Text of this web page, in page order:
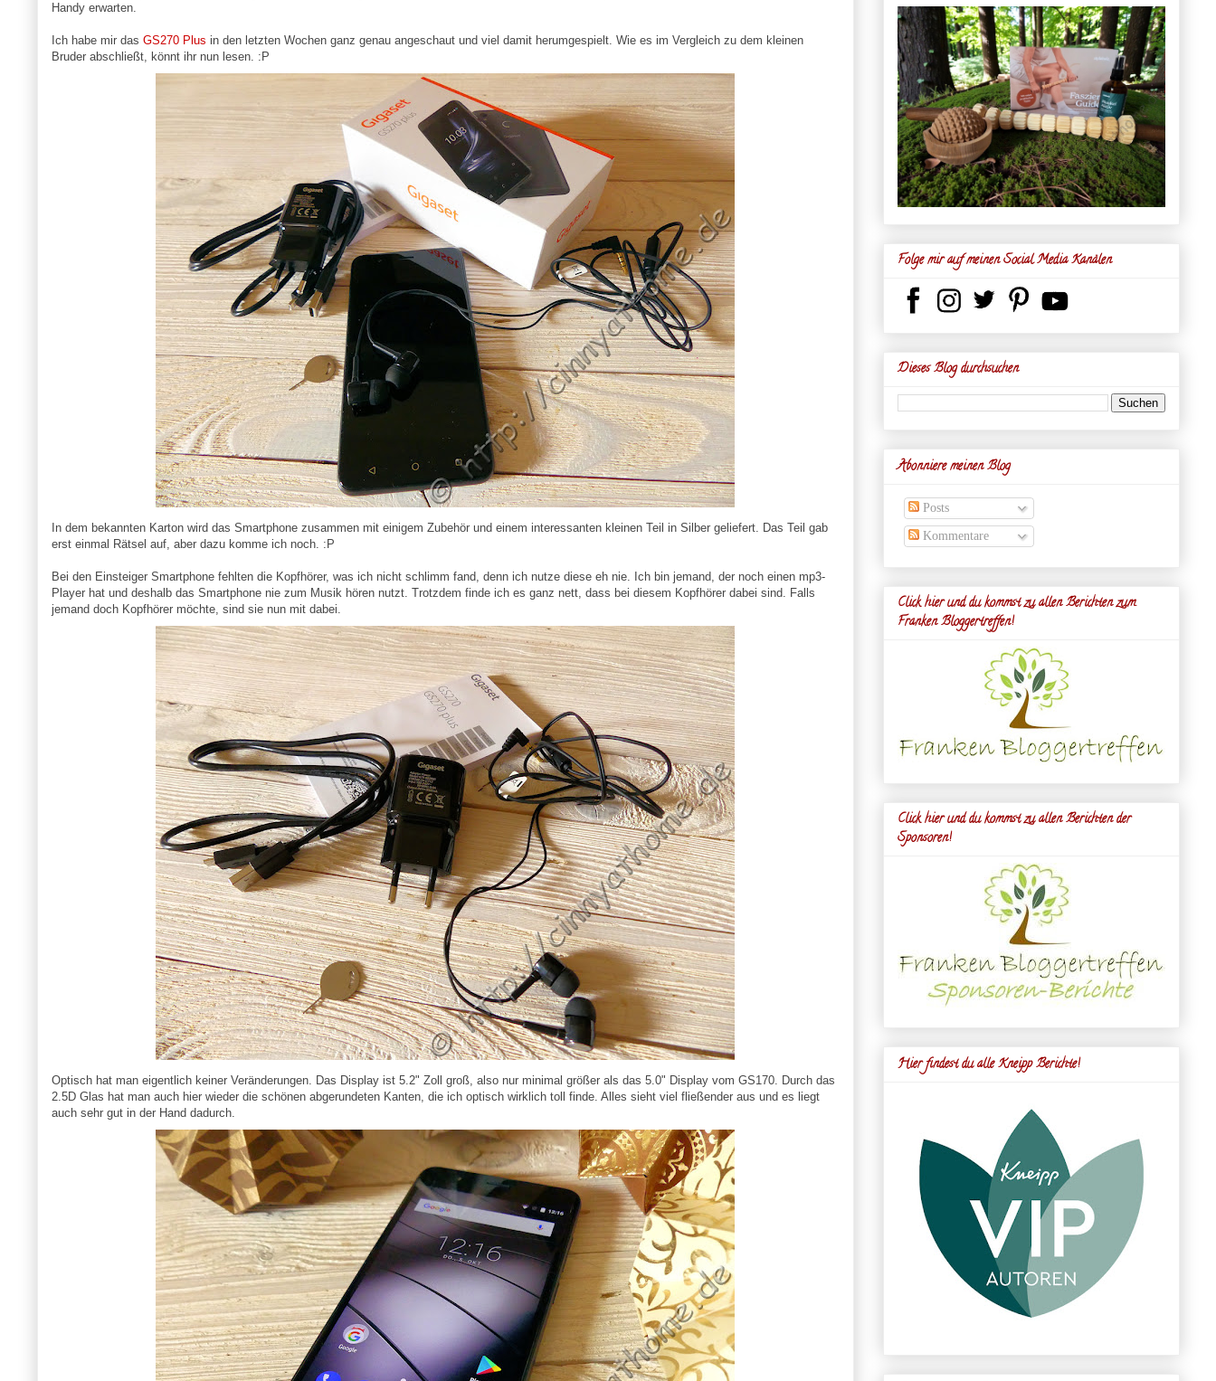
Handy erwarten.
Ich habe mir das GS270 Plus in den letzten Wochen ganz genau angeschaut und viel damit herumgespielt. Wie es im Vergleich zu dem kleinen
Bruder abschließt, könnt ihr nun lesen. :P
In dem bekannten Karton wird das Smartphone zusammen mit einigem Zubehör und einem interessanten kleinen Teil in Silber geliefert. Das Teil gab
erst einmal Rätsel auf, aber dazu komme ich noch. :P
Bei den Einsteiger Smartphone fehlten die Kopfhörer, was ich nicht schlimm fand, denn ich nutze diese eh nie. Ich bin jemand, der noch einen mp3-
Player hat und deshalb das Smartphone nie zum Musik hören nutzt. Trotzdem finde ich es ganz nett, dass bei diesem Kopfhörer dabei sind. Falls
jemand doch Kopfhörer möchte, sind sie nun mit dabei.
Optisch hat man eigentlich keiner Veränderungen. Das Display ist 5.2" Zoll groß, also nur minimal größer als das 5.0" Display vom GS170. Durch das
2.5D Glas hat man auch hier wieder die schönen abgerundeten Kanten, die ich optisch wirklich toll finde. Alles sieht viel fließender aus und es liegt
auch sehr gut in der Hand dadurch.
Folge mir auf meinen Social Media Kanälen
Dieses Blog durchsuchen
Abonniere meinen Blog
Posts
Kommentare
Click hier und du kommst zu allen Berichten zum
Franken Bloggertreffen!
Click hier und du kommst zu allen Berichten der
Sponsoren!
Hier findest du alle Kneipp Berichte!